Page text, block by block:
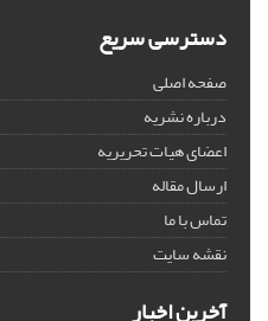
دسترسی سریع
صفحه اصلی
درباره نشریه
اعضای هیات تحریریه
ارسال مقاله
تماس با ما
نقشه سایت
آخرین اخبار